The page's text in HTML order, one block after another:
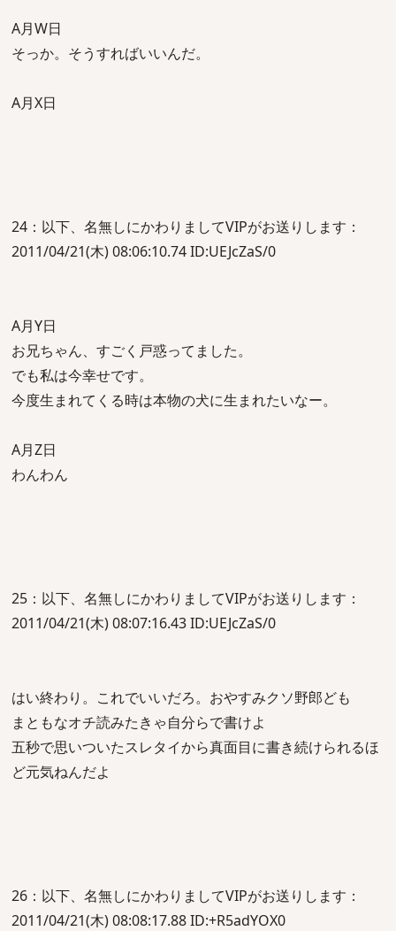
A月W日
そっか。そうすればいいんだ。
A月X日
24：以下、名無しにかわりましてVIPがお送りします：
2011/04/21(木) 08:06:10.74 ID:UEJcZaS/0
A月Y日
お兄ちゃん、すごく戸惑ってました。
でも私は今幸せです。
今度生まれてくる時は本物の犬に生まれたいなー。
A月Z日
わんわん
25：以下、名無しにかわりましてVIPがお送りします：
2011/04/21(木) 08:07:16.43 ID:UEJcZaS/0
はい終わり。これでいいだろ。おやすみクソ野郎ども
まともなオチ読みたきゃ自分らで書けよ
五秒で思いついたスレタイから真面目に書き続けられるほ
ど元気ねんだよ
26：以下、名無しにかわりましてVIPがお送りします：
2011/04/21(木) 08:08:17.88 ID:+R5adYOX0